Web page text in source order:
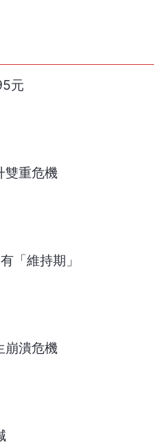
元
雙重危機
「維持期」
崩潰危機